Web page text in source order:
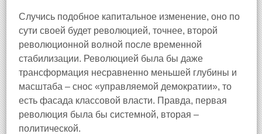
Случись подобное капитальное изменение, оно по
сути своей будет революцией, точнее, второй
революционной волной после временной
стабилизации. Революцией была бы даже
трансформация несравненно меньшей глубины и
масштаба – снос «управляемой демократии», то
есть фасада классовой власти. Правда, первая
революция была бы системной, вторая –
политической.